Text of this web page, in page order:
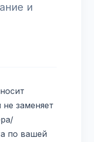
и
заменяет
по вашей